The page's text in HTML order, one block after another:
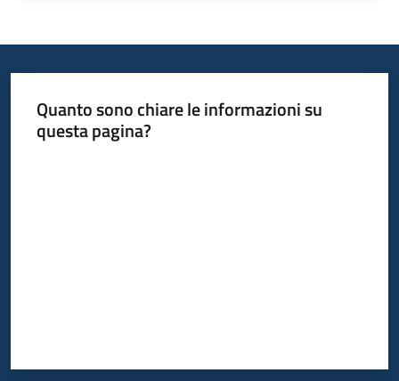
Quanto sono chiare le informazioni su
questa pagina?